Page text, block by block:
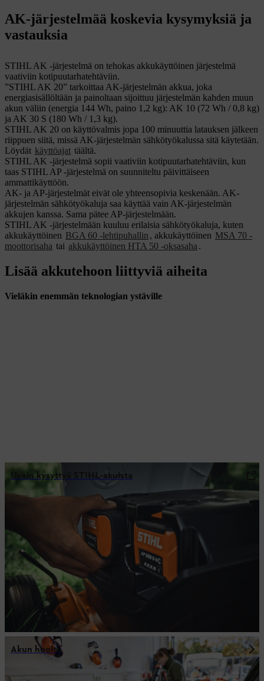
AK-järjestelmää koskevia kysymyksiä ja
vastauksia
STIHL AK -järjestelmä on tehokas akkukäyttöinen järjestelmä
vaativiin kotipuutarhatehtäviin.
”STIHL AK 20” tarkoittaa AK-järjestelmän akkua, joka
energiasisällöltään ja painoltaan sijoittuu järjestelmän kahden muun
akun väliin (energia 144 Wh, paino 1,2 kg): AK 10 (72 Wh / 0,8 kg)
ja AK 30 S (180 Wh / 1,3 kg).
STIHL AK 20 on käyttövalmis jopa 100 minuuttia latauksen jälkeen
riippuen siitä, missä AK-järjestelmän sähkötyökalussa sitä käytetään.
Löydät käyttöajat täältä.
STIHL AK -järjestelmä sopii vaativiin kotipuutarhatehtäviin, kun
taas STIHL AP -järjestelmä on suunniteltu päivittäiseen
ammattikäyttöön.
AK- ja AP-järjestelmät eivät ole yhteensopivia keskenään. AK-
järjestelmän sähkötyökaluja saa käyttää vain AK-järjestelmän
akkujen kanssa. Sama pätee AP-järjestelmään.
STIHL AK -järjestelmään kuuluu erilaisia sähkötyökaluja, kuten
akkukäyttöinen BGA 60 -lehtipuhallin , akkukäyttöinen MSA 70 -
moottorisaha tai akkukäyttöinen HTA 50 -oksasaha .
Lisää akkutehoon liittyviä aiheita
Vieläkin enemmän teknologian ystäville
Usein kysyttyä STIHL-akuista
Akun huolto